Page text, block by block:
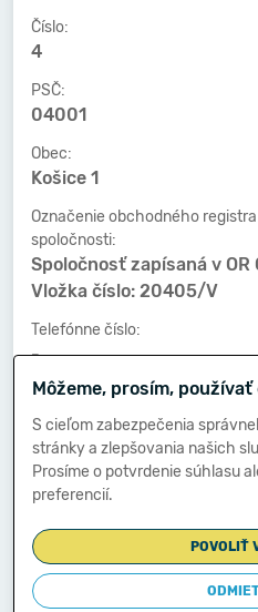
Číslo:
4
PSČ:
04001
Obec:
Košice 1
Označenie obchodného
spoločnosti:
Spoločnosť zapísaná v OR
Vložka číslo: 20405/V
Telefónne číslo:
-
Faxové číslo:
-
E-mailová adresa:
-
Zostavená dňa:
28.06.2019
Môžeme, prosím, používať
S cieľom zabezpečenia
stránky a zlepšovania našich
Prosíme o potvrdenie súhlasu
preferencií.
POVOLIŤ